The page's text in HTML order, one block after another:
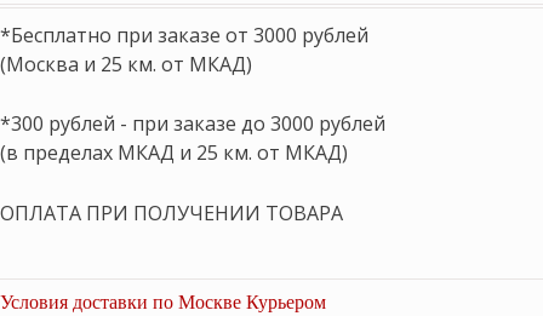
*Бесплатно при заказе от 3000 рублей
(Москва и 25 км. от МКАД)
*300 рублей - при заказе до 3000 рублей
(в пределах МКАД и 25 км. от МКАД)
ОПЛАТА ПРИ ПОЛУЧЕНИИ ТОВАРА
Условия доставки по Москве Курьером